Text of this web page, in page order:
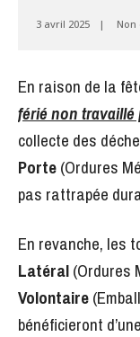
3 avril 2025 | Non
En raison de la
férié non
collecte des
Porte(Ordures
pas rattrapée
En revanche, les
Latéral(Ordures
Volontaire
bénéficieront